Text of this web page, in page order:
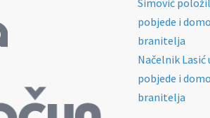
Simović
pobjede i
branitelja
Načelnik
pobjede i
branitelja